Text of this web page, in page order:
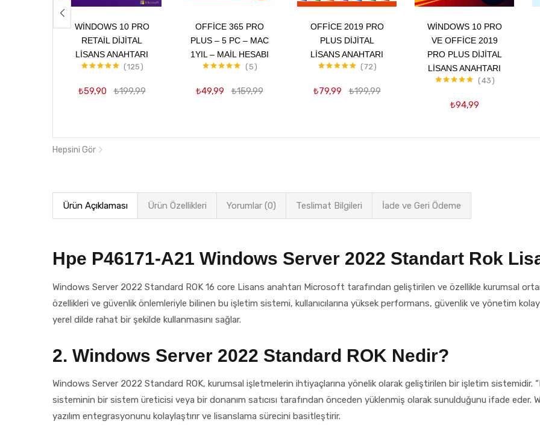
WINDOWS 10 PRO
RETAIL DIJITAL
LISANS ANAHTARI
4.99 oy aldı
125
₺59,90 ₺199,99
OFFICE 365 PRO
PLUS – 5 PC – MAC
1YIL – MAIL HESABI
5.00oy aldı
5
₺49,99 ₺159,99
OFFICE 2019 PRO
PLUS DIJITAL
LISANS ANAHTARI
5.00 oy aldı
72
₺79,99 ₺199,99
WINDOWS 10 PRO
VE OFFICE 2019
PRO PLUS DIJITAL
LISANS ANAHTARI
oy aldı
43
₺94,99
Hepsini Gör
Ürün Açıklaması Ürün Özellikleri Yorumlar (0) Teslimat Bilgileri İade ve Geri Ödeme
Hpe P46171-A21 Windows Server 2022 Standart Rok
Windows Server 2022 Standard ROK 16 core Lisans anahtarı Microsoft tarafından geliştirilen ve özellikle kurumsal
özellikleri ve güvenlik önlemleriyle bilinen bu işletim sistemi, kullanıcılarına yüksek performans, güvenlik ve yönetim
yerel dilde rahat bir şekilde kullanmasını sağlar.
2. Windows Server 2022 Standard ROK Nedir?
Windows Server 2022 Standard ROK, kurumsal işletmelerin ihtiyaçlarına yönelik olarak geliştirilen bir işletim sistemidir.
sisteminin bir sistem üreticisi veya bir donanım satıcısı tarafından önceden yüklenmiş olarak sunulduğunu ifade eder.
yazılım entegrasyonunu kolaylaştırır ve lisanslama sürecini basitleştirir.